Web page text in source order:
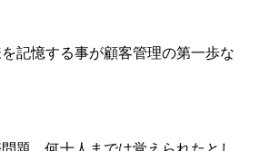
記憶する事が顧客管理の第一歩な